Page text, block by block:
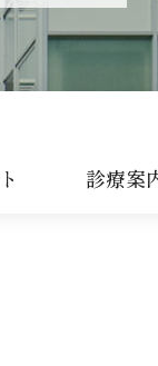
診療案